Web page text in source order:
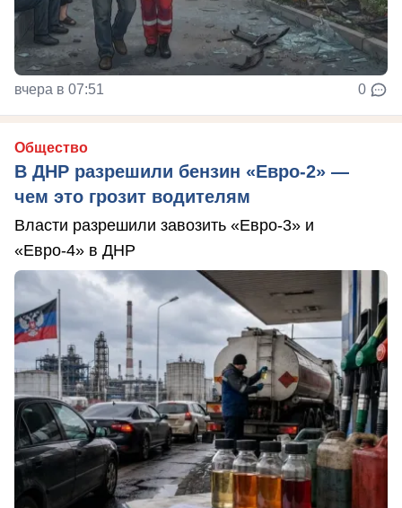
вчера в 07:51 0
Общество
В ДНР разрешили бензин «Евро-2» —
чем это грозит водителям
Власти разрешили завозить «Евро-3» и
«Евро-4» в ДНР